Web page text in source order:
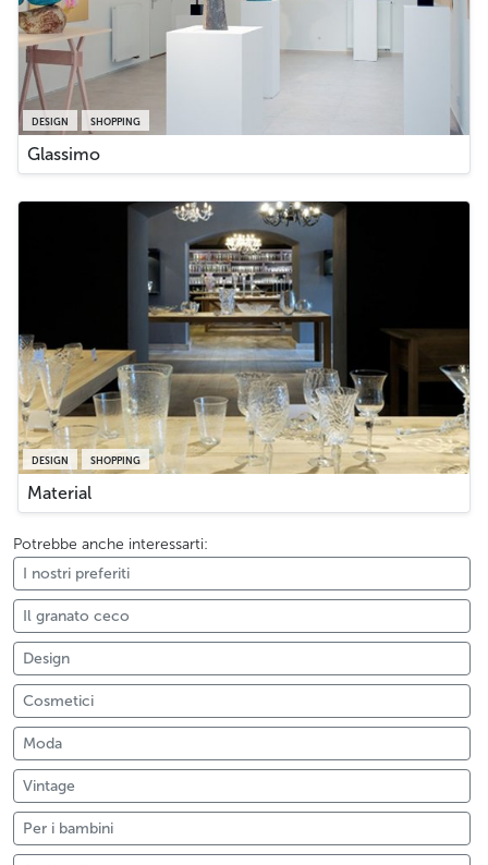
DESIGN SHOPPING
Glassimo
DESIGN SHOPPING
Material
Potrebbe anche interessarti:
I nostri preferiti
Il granato ceco
Design
Cosmetici
Moda
Vintage
Per i bambini